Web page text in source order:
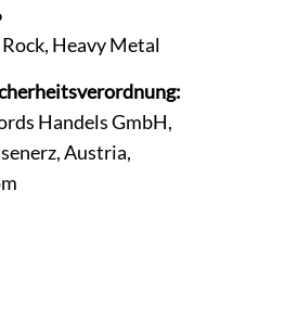
, Heavy Metal
Handels GmbH,
Austria,